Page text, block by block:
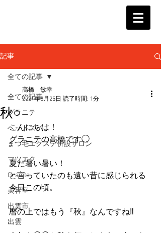
記事
全ての記事
グラニテ
ヘッドスパ
まつ毛エクステ併設サロン
マツエク
Granite
美容室
出雲市
出雲
全ての記事
秋○
高橋 敏幸
2021年8月25日 読了時間: 1分
こんにちは！
グラニテの高橋です◯
夏だ暑い暑い！
と言っていたのも遠い昔に感じられる
今日この頃。
暦の上ではもう『秋』なんですね‼︎